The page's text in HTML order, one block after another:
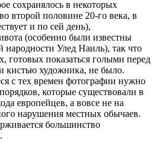
сохранялось в некоторых
второй половине 20-го века, в
и по сей день),
(особенно были известны
Улед Наиль), так что
готовых показаться голыми перед
кистью художника, не было.
с тех времен фотографии нужно
которые существовали в
европейцев, а вовсе не на
нарушения местных обычаев.
большинство